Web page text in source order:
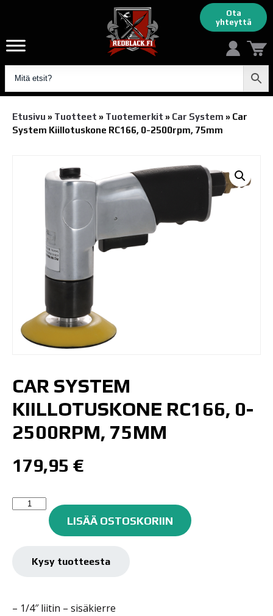
Ota
yhteyttä
Etusivu » Tuotteet » Tuotemerkit » Car System » Car
System Kiillotuskone RC166, 0-2500rpm, 75mm
CAR SYSTEM
KIILLOTUSKONE RC166, 0-
2500RPM, 75MM
179,95 €
Car
Kiillotuskone
määrä
LISÄÄ OSTOSKORIIN
Kysy tuotteesta
– 1/4″ liitin – sisäkierre